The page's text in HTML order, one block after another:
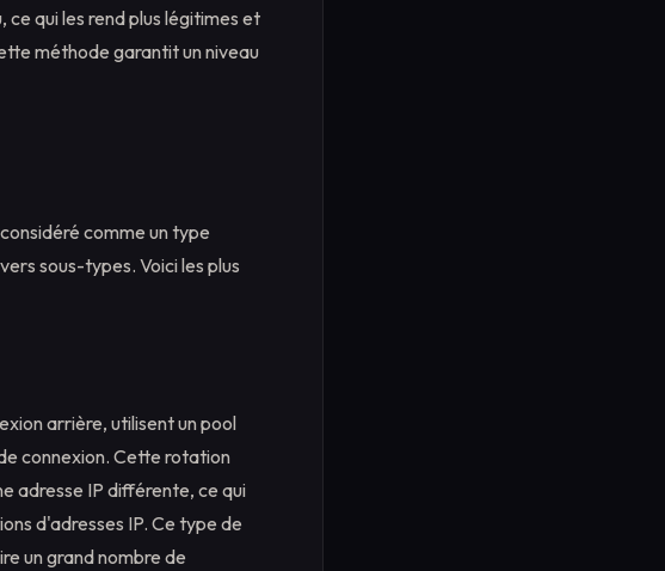
qui les rend plus légitimes et
méthode garantit un niveau
comme un type
sous-types. Voici les plus
arrière, utilisent un pool
connexion. Cette rotation
adresse IP différente, ce qui
d'adresses IP. Ce type de
un grand nombre de